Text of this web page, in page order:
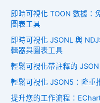
即時可視化 TOON 數據：
圖表工具
即時可視化 JSONL 與
輯器與圖表工具
輕鬆可視化帶註釋的
輕鬆可視化 JSON5：隆重
提升您的工作流程：